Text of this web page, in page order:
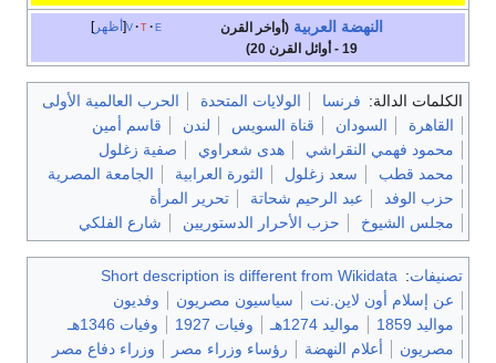
أظهر v t e النهضة العربية (أواخر القرن
19 - أوائل القرن 20)
الكلمات الدالة: فرنسا الولايات المتحدة
الحرب العالمية الأولى
القاهرة
السودان قناة السويس لندن
قاسم أمين
محمود فهمي النقراشي
هدى شعراوي
صفية زغلول
محمد قطب
سعد زغلول الثورة العرابية
الجامعة المصرية
حزب الوفد
عبد الرحيم شحاتة
تحرير المرأة
مجلس الشيوخ
حزب الأحرار الدستوريين شارع الفلكي
تصنيفات:
Short description is different from Wikidata
عن إسلام أون لاين.نت
سياسيون مصريون
وفديون
مواليد 1859
مواليد 1274هـ وفيات 1927
وفيات 1346هـ
مصريون
أعلام النهضة رؤساء وزراء مصر وزراء دفاع مصر